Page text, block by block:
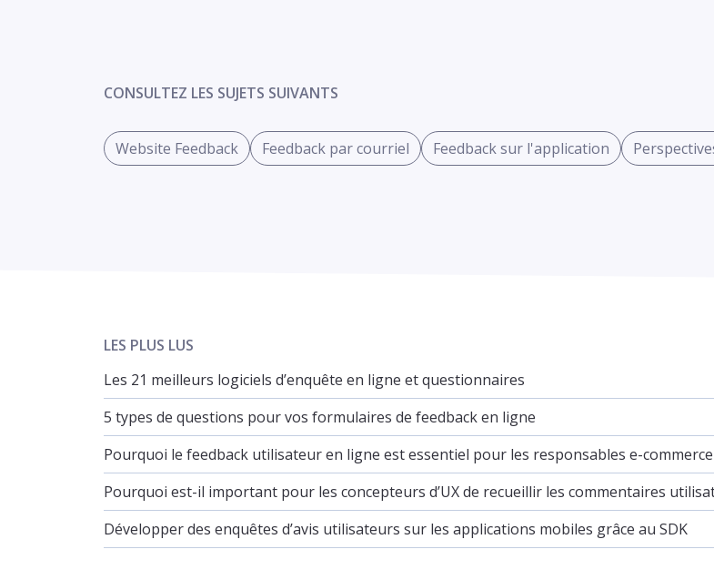
CONSULTEZ LES SUJETS SUIVANTS
Website Feedback Feedback par courriel Feedback sur l'application
LES PLUS LUS
Les 21 meilleurs logiciels d’enquête en ligne et questionnaires
5 types de questions pour vos formulaires de feedback en ligne
Pourquoi le feedback utilisateur en ligne est essentiel pour les responsables e-commerce
Pourquoi est-il important pour les concepteurs d’UX de recueillir les commentaires
Développer des enquêtes d’avis utilisateurs sur les applications mobiles grâce au SDK